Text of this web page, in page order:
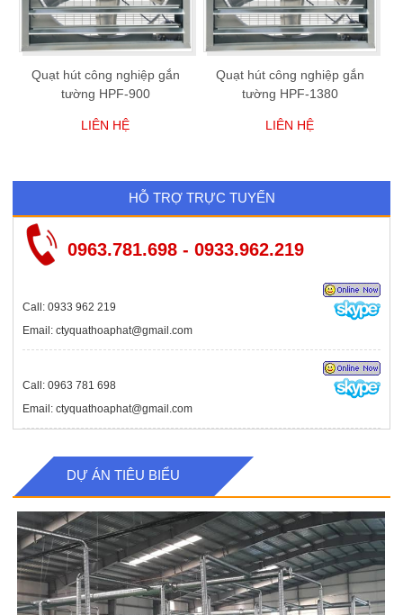
Quạt hút công nghiệp gắn
tường HPF-900
LIÊN HỆ
Quạt hút công nghiệp gắn
tường HPF-1380
LIÊN HỆ
HỖ TRỢ TRỰC TUYẾN
0963.781.698 - 0933.962.219
Call: 0933 962 219
Email: ctyquathoaphat@gmail.com
Call: 0963 781 698
Email: ctyquathoaphat@gmail.com
DỰ ÁN TIÊU BIỂU